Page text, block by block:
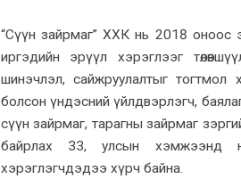
“Сүүн зайрмаг” ХХК нь 2018 оноос
иргэдийн эрүүл хэрэглээг
шинэчлэл, сайжруулалтыг
болсон үндэсний үйлдвэрлэгч,
сүүн зайрмаг, тарагны зайрмаг
байрлах 33, улсын хэмжээнд
хэрэглэгчдэдээ хүрч байна.